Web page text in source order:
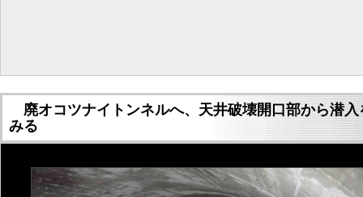
廃オコツナイトンネルへ、天井破壊開口部から潜入
みる